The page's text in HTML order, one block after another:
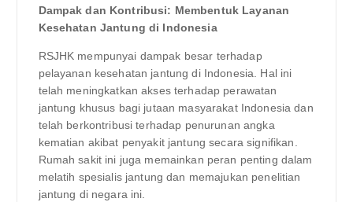
Dampak dan Kontribusi: Membentuk Layanan
Kesehatan Jantung di Indonesia
RSJHK mempunyai dampak besar terhadap
pelayanan kesehatan jantung di Indonesia. Hal ini
telah meningkatkan akses terhadap perawatan
jantung khusus bagi jutaan masyarakat Indonesia dan
telah berkontribusi terhadap penurunan angka
kematian akibat penyakit jantung secara signifikan.
Rumah sakit ini juga memainkan peran penting dalam
melatih spesialis jantung dan memajukan penelitian
jantung di negara ini.